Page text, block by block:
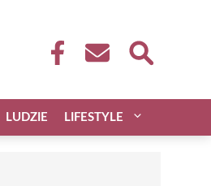
LUDZIE LIFESTYLE